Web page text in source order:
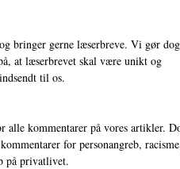
bringer gerne læserbreve. Vi gør dog
at læserbrevet skal være unikt og
til os.
alle kommentarer på vores artikler.
for personangreb, racisme,
på privatlivet.